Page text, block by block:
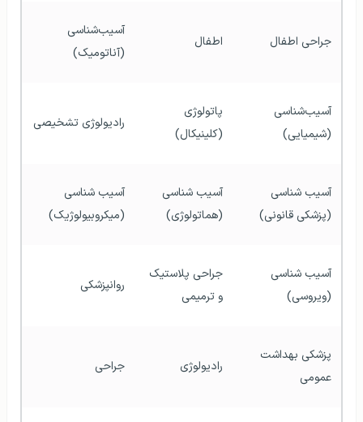
جراحی اطفال اطفال
(آناتومیک)
(شیمیایی)
(کلینیکال)
رادیولوژی تشخیصی
(پزشکی قانونی)
(هماتولوژی)
(میکروبیولوژیک)
(ویروسی)
و ترمیمی
روانپزشکی
عمومی
رادیولوژی جراحی